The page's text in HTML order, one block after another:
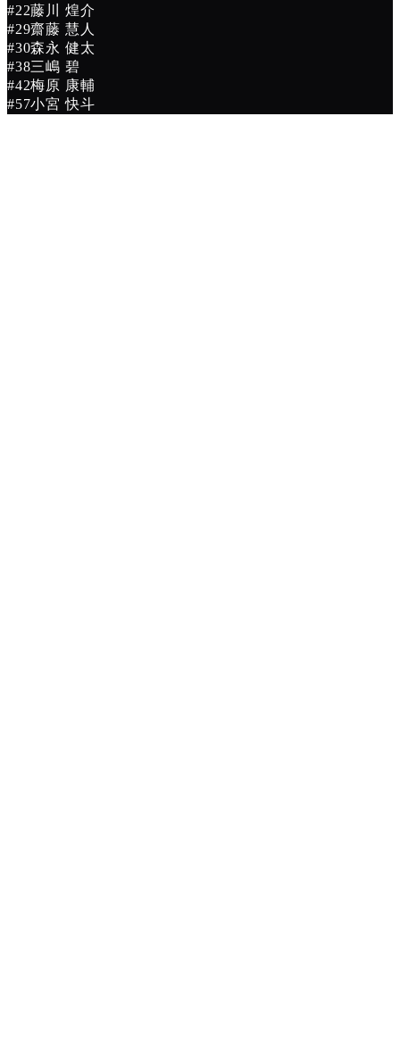
#22藤川 煌介
#29齋藤 慧人
#30森永 健太
#38三嶋 碧
#42梅原 康輔
#57小宮 快斗